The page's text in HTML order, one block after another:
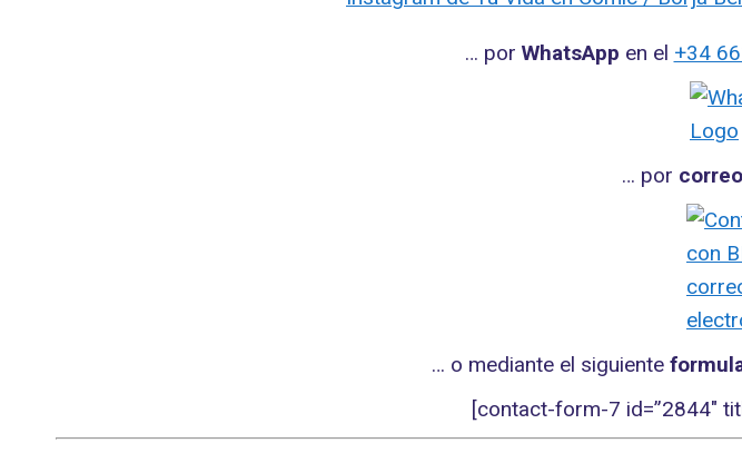
… por WhatsApp en el +34
… por
… o mediante el siguiente
[contact-form-7 id=”2844″